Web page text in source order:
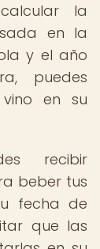
la
en la
y el año
puedes
en su
recibir
beber tus
fecha de
que las